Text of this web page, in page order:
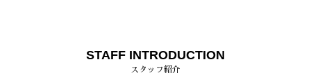
STAFF INTRODUCTION
スタッフ紹介